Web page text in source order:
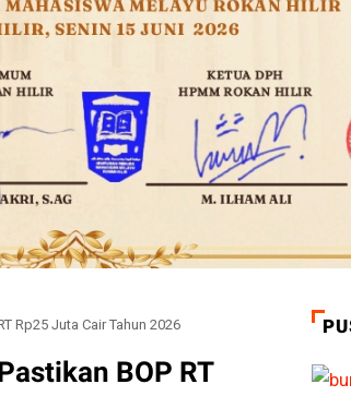
Rp25 Juta Cair Tahun 2026
BOP RT